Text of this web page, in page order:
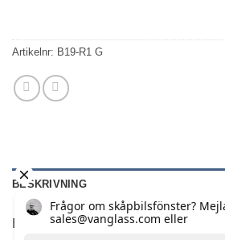
Artikelnr: B19-R1 G
BESKRIVNING
B19-R1 G Front R/H Green